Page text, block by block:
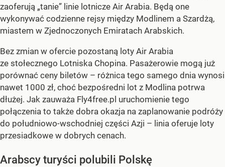
zaoferują „tanie” linie lotnicze Air Arabia. Będą one
wykonywać codzienne rejsy między Modlinem a Szardżą,
miastem w Zjednoczonych Emiratach Arabskich.
Bez zmian w ofercie pozostaną loty Air Arabia
ze stołecznego Lotniska Chopina. Pasażerowie mogą już
porównać ceny biletów – różnica tego samego dnia wynosi
nawet 1000 zł, choć bezpośredni lot z Modlina potrwa
dłużej. Jak zauważa Fly4free.pl uruchomienie tego
połączenia to także dobra okazja na zaplanowanie podróży
do południowo-wschodniej części Azji – linia oferuje loty
przesiadkowe w dobrych cenach.
Arabscy turyści polubili Polskę